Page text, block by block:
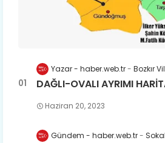
Yazar - haber.web.tr Bozkır
DAĞLI-OVALI AYRIMI
Haziran 20, 2023
Gündem - haber.web.tr